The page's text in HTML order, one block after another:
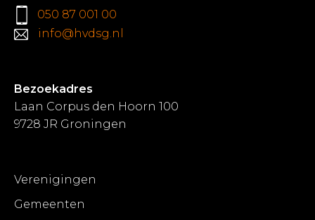
050 87 001 00
info@hvdsg.nl
Bezoekadres
Laan Corpus den Hoorn 100
9728 JR Groningen
Verenigingen
Gemeenten